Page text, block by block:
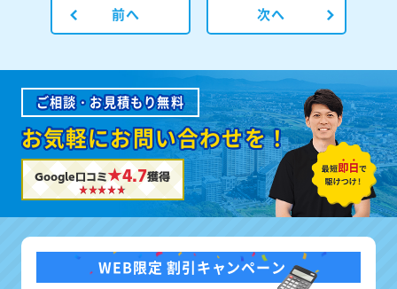
前へ 次へ
ご相談・お見積もり無料
お気軽にお問い合わせを！
Google口コミ★4.7獲得
WEB限定 割引キャンペーン